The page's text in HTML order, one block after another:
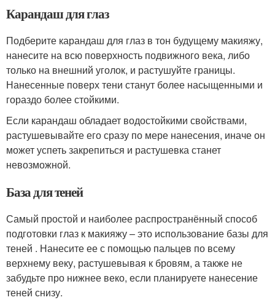
Карандаш для глаз
Подберите карандаш для глаз в тон будущему макияжу,
нанесите на всю поверхность подвижного века, либо
только на внешний уголок, и растушуйте границы.
Нанесенные поверх тени станут более насыщенными и
гораздо более стойкими.
Если карандаш обладает водостойкими свойствами,
растушевывайте его сразу по мере нанесения, иначе он
может успеть закрепиться и растушевка станет
невозможной.
База для теней
Самый простой и наиболее распространённый способ
подготовки глаз к макияжу – это использование базы для
теней . Нанесите ее с помощью пальцев по всему
верхнему веку, растушевывая к бровям, а также не
забудьте про нижнее веко, если планируете нанесение
теней снизу.